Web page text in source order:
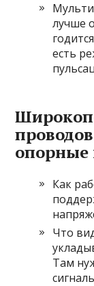
лучше
есть
опорные
Как
Что
Там